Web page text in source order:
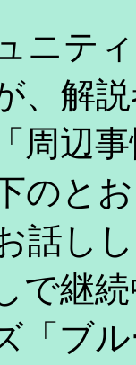
ニテ
、解
周辺
のと
話し
で継
ブル